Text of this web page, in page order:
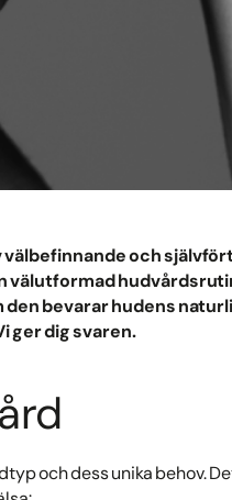
och
välutformad
bevarar hudens
ger dig svaren.
och dess unika behov.